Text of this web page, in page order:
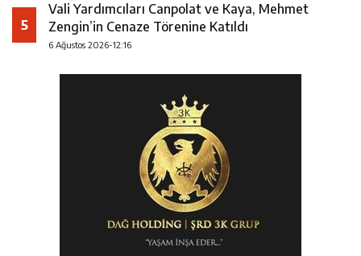
5
Vali Yardımcıları Canpolat ve Kaya, Mehmet
Zengin’in Cenaze Törenine Katıldı
6 Ağustos 2026-12:16